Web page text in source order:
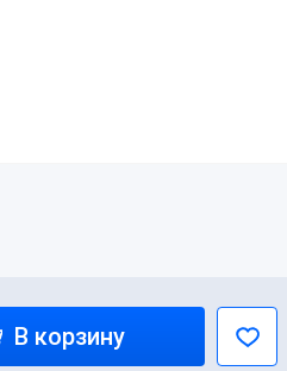
В корзину